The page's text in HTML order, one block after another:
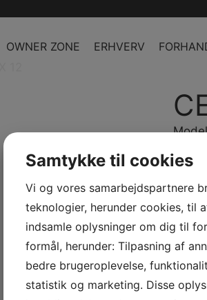
OWNER ZONE ERHVERV
35,79
PIN
Samtykke til cookies
Vi og vores samarbejdspartnere
teknologier, herunder cookies, til
indsamle oplysninger om dig til
formål, herunder: Tilpasning af
bedre brugeroplevelse,
statistik og marketing. Disse